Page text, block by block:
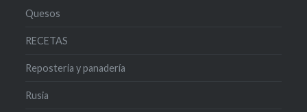
Quesos
RECETAS
Reposteria y panadería
Rusia